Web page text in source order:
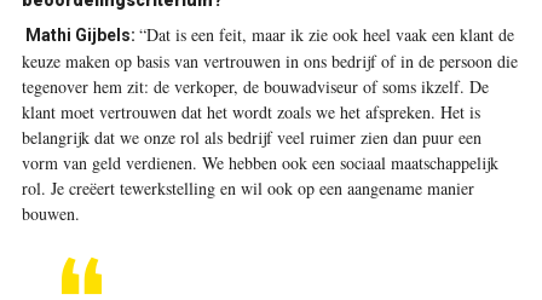
Mathi Gijbels: “Dat is een feit, maar ik zie ook heel vaak een klant de
keuze maken op basis van vertrouwen in ons bedrijf of in de persoon die
tegenover hem zit: de verkoper, de bouwadviseur of soms ikzelf. De
klant moet vertrouwen dat het wordt zoals we het afspreken. Het is
belangrijk dat we onze rol als bedrijf veel ruimer zien dan puur een
vorm van geld verdienen. We hebben ook een sociaal maatschappelijk
rol. Je creëert tewerkstelling en wil ook op een aangename manier
bouwen.